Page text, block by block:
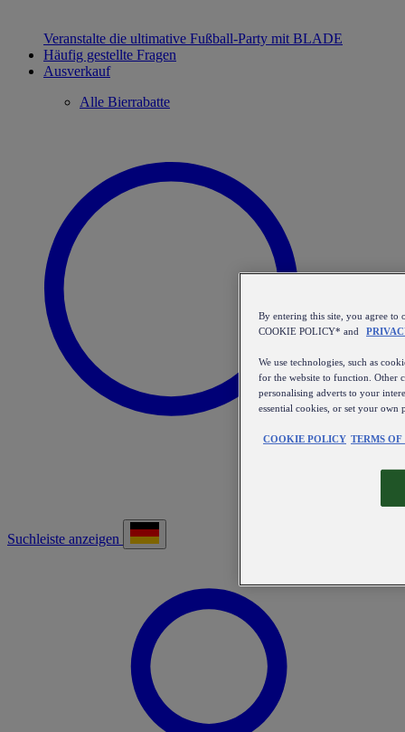
Veranstalte die ultimative Fußball-Party mit BLADE
Häufig gestellte Fragen
Ausverkauf
Alle Bierrabatte
Suchleiste anzeigen
By entering this site, you agree to
COOKIE POLICY* and
We use technologies, such as
for the website to function. Other
personalising adverts to your
essential cookies, or set your own
COOKIE POLICY TERMS OF